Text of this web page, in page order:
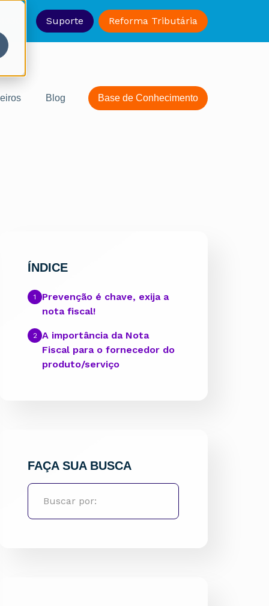
Suporte Reforma Tributária
Blog Base de Conhecimento
ÍNDICE
Prevenção é chave, exija a
nota fiscal!
A importância da Nota
Fiscal para o fornecedor do
produto/serviço
FAÇA SUA BUSCA